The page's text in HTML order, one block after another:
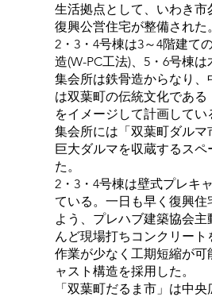
生活拠点として、いわき市
復興公営住宅が整備された
2・3・4号棟は3～4階建て
造(W-PC工法)、5・6号棟は
集会所は鉄骨造からなり、
は双葉町の伝統文化である
をイメージして計画してい
集会所には「双葉町ダルマ
巨大ダルマを収蔵するスペ
た。
2・3・4号棟は壁式プレキ
ている。一日も早く復興住
よう、プレハブ建築協会主
んど現場打ちコンクリート
作業が少なく工期短縮が可
ャスト構造を採用した。
「双葉町だるま市」は中